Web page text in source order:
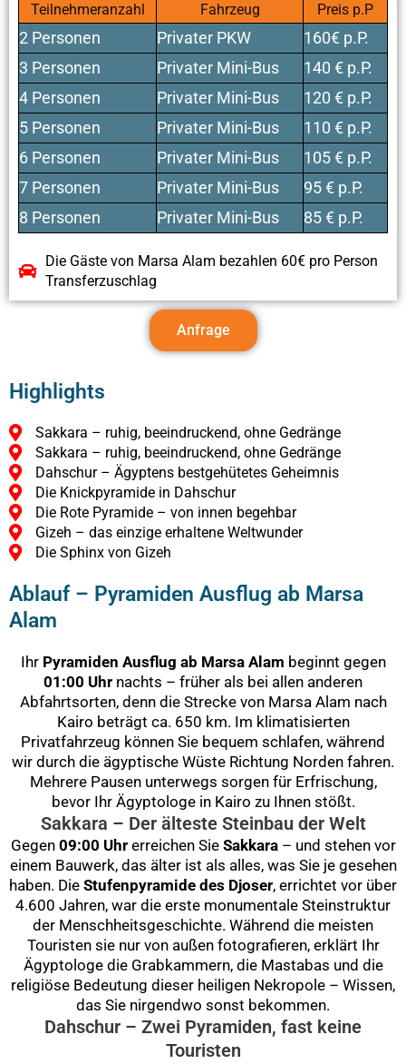
Teilnehmeranzahl Fahrzeug Preis p.P
2 Personen Privater PKW
160€ p.P.
3 Personen
Privater Mini-Bus
140 € p.P.
4 Personen
Privater Mini-Bus
120 € p.P.
5 Personen
Privater Mini-Bus
110 € p.P.
6 Personen
Privater Mini-Bus
105 € p.P.
7 Personen
Privater Mini-Bus
95 € p.P.
8 Personen
Privater Mini-Bus 85 € p.P.
Die Gäste von Marsa Alam bezahlen 60€ pro Person
Transferzuschlag
Anfrage
Highlights
Sakkara – ruhig, beeindruckend, ohne Gedränge
Sakkara – ruhig, beeindruckend, ohne Gedränge
Dahschur – Ägyptens bestgehütetes Geheimnis
Die Knickpyramide in Dahschur
Die Rote Pyramide – von innen begehbar
Gizeh – das einzige erhaltene Weltwunder
Die Sphinx von Gizeh
Ablauf – Pyramiden Ausflug ab Marsa
Alam
Ihr Pyramiden Ausflug ab Marsa Alam beginnt gegen
01:00 Uhr nachts – früher als bei allen anderen
Abfahrtsorten, denn die Strecke von Marsa Alam nach
Kairo beträgt ca. 650 km. Im klimatisierten
Privatfahrzeug können Sie bequem schlafen, während
wir durch die ägyptische Wüste Richtung Norden fahren.
Mehrere Pausen unterwegs sorgen für Erfrischung,
bevor Ihr Ägyptologe in Kairo zu Ihnen stößt.
Sakkara – Der älteste Steinbau der Welt
Gegen 09:00 Uhrerreichen Sie Sakkara– und stehen vor
einem Bauwerk, das älter ist als alles, was Sie je gesehen
haben. Die Stufenpyramide des Djoser, errichtet vor über
4.600 Jahren, war die erste monumentale Steinstruktur
der Menschheitsgeschichte. Während die meisten
Touristen sie nur von außen fotografieren, erklärt Ihr
Ägyptologe die Grabkammern, die Mastabas und die
religiöse Bedeutung dieser heiligen Nekropole – Wissen,
das Sie nirgendwo sonst bekommen.
Dahschur – Zwei Pyramiden, fast keine
Touristen